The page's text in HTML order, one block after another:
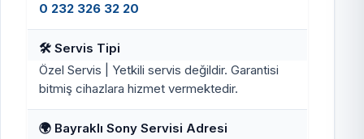
0 232 326 32 20
🛠️ Servis Tipi
Özel Servis | Yetkili servis değildir. Garantisi
bitmiş cihazlara hizmet vermektedir.
🌍 Bayraklı Sony Servisi Adresi